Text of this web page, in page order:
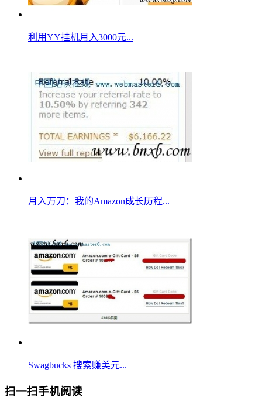
利用YY挂机月入3000元...
月入万刀：我的Amazon成长历程...
Swagbucks 搜索赚美元...
扫一扫手机阅读